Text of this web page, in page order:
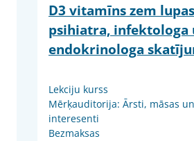
D3 vitamīns zem
psihiatra, infektologa
endokrinologa
Lekciju kurss
Mērķauditorija: Ārsti, māsas
interesenti
Bezmaksas